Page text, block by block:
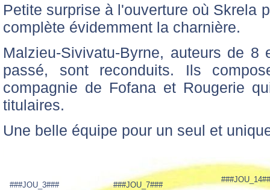
Petite surprise à l'ouverture où Skrela
complète évidemment la charnière.
Malzieu-Sivivatu-Byrne, auteurs de
passé, sont reconduits. Ils
compagnie de Fofana et Rougerie
titulaires.
Une belle équipe pour un seul et
###JOU_3###
###JOU_7###